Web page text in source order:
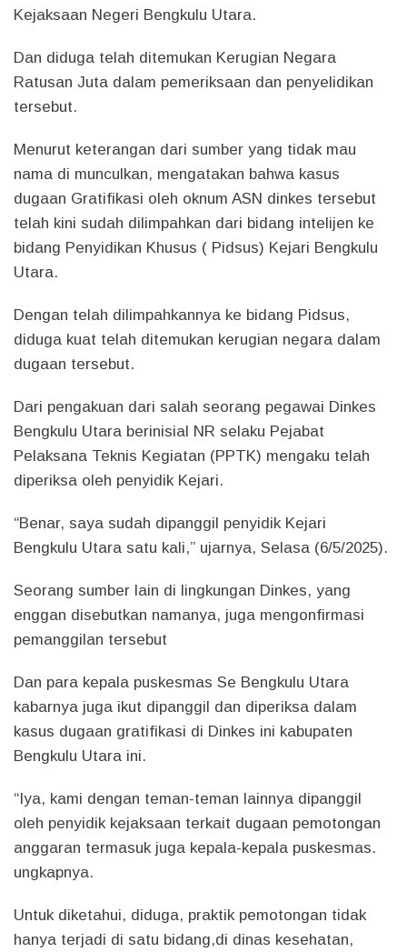
Kejaksaan Negeri Bengkulu Utara.
Dan diduga telah ditemukan Kerugian Negara
Ratusan Juta dalam pemeriksaan dan penyelidikan
tersebut.
Menurut keterangan dari sumber yang tidak mau
nama di munculkan, mengatakan bahwa kasus
dugaan Gratifikasi oleh oknum ASN dinkes tersebut
telah kini sudah dilimpahkan dari bidang intelijen ke
bidang Penyidikan Khusus ( Pidsus) Kejari Bengkulu
Utara.
Dengan telah dilimpahkannya ke bidang Pidsus,
diduga kuat telah ditemukan kerugian negara dalam
dugaan tersebut.
Dari pengakuan dari salah seorang pegawai Dinkes
Bengkulu Utara berinisial NR selaku Pejabat
Pelaksana Teknis Kegiatan (PPTK) mengaku telah
diperiksa oleh penyidik Kejari.
“Benar, saya sudah dipanggil penyidik Kejari
Bengkulu Utara satu kali,” ujarnya, Selasa (6/5/2025).
Seorang sumber lain di lingkungan Dinkes, yang
enggan disebutkan namanya, juga mengonfirmasi
pemanggilan tersebut
Dan para kepala puskesmas Se Bengkulu Utara
kabarnya juga ikut dipanggil dan diperiksa dalam
kasus dugaan gratifikasi di Dinkes ini kabupaten
Bengkulu Utara ini.
“Iya, kami dengan teman-teman lainnya dipanggil
oleh penyidik kejaksaan terkait dugaan pemotongan
anggaran termasuk juga kepala-kepala puskesmas.
ungkapnya.
Untuk diketahui, diduga, praktik pemotongan tidak
hanya terjadi di satu bidang,di dinas kesehatan,